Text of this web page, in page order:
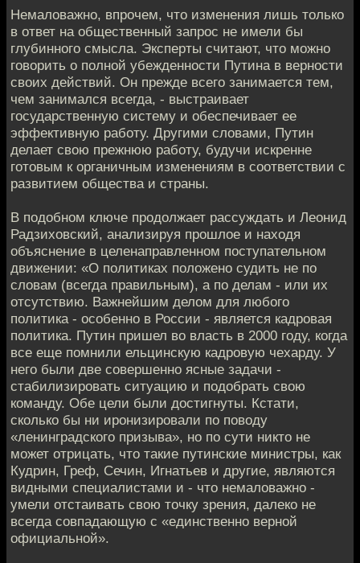
Немаловажно, впрочем, что изменения лишь только
в ответ на общественный запрос не имели бы
глубинного смысла. Эксперты считают, что можно
говорить о полной убежденности Путина в верности
своих действий. Он прежде всего занимается тем,
чем занимался всегда, - выстраивает
государственную систему и обеспечивает ее
эффективную работу. Другими словами, Путин
делает свою прежнюю работу, будучи искренне
готовым к органичным изменениям в соответствии с
развитием общества и страны.
В подобном ключе продолжает рассуждать и Леонид
Радзиховский, анализируя прошлое и находя
объяснение в целенаправленном поступательном
движении: «О политиках положено судить не по
словам (всегда правильным), а по делам - или их
отсутствию. Важнейшим делом для любого
политика - особенно в России - является кадровая
политика. Путин пришел во власть в 2000 году, когда
все еще помнили ельцинскую кадровую чехарду. У
него были две совершенно ясные задачи -
стабилизировать ситуацию и подобрать свою
команду. Обе цели были достигнуты. Кстати,
сколько бы ни иронизировали по поводу
«ленинградского призыва», но по сути никто не
может отрицать, что такие путинские министры, как
Кудрин, Греф, Сечин, Игнатьев и другие, являются
видными специалистами и - что немаловажно -
умели отстаивать свою точку зрения, далеко не
всегда совпадающую с «единственно верной
официальной».